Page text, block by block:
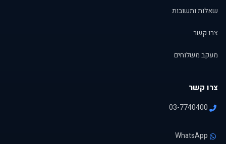
שאלות ותשובות
צרו קשר
מעקב משלוחים
צרו קשר
03-7740400
WhatsApp